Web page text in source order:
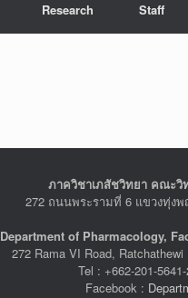
Research Staff
ภาควิชาเภสัชวิทยา คณะ
272 ถนนพระรามที่ 6 แขวงทุ่งพ
Department of Pharmacology,
272 Rama VI Road,
Tel : +662-201-
Facebook :